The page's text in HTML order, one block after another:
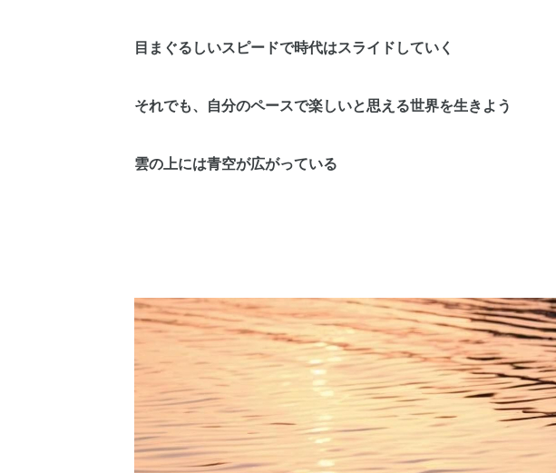
目まぐるしいスピードで時代はスライドしていく
それでも、自分のペースで楽しいと思える世界を生きよう
雲の上には青空が広がっている